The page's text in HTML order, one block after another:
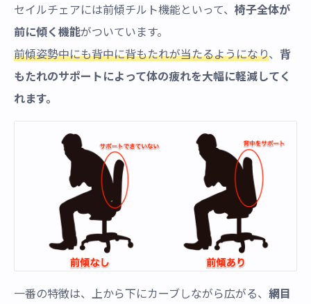
セイルチェアには前傾チルト機能といって、 椅子全体が
前に傾く機能がついています。
前傾姿勢中にも背中に背もたれが当たるようになり、 背
もたれのサポートによって体の疲れを大幅に軽減してく
れます。
一番の特徴は、上から下にカーブしながら広がる、 網目